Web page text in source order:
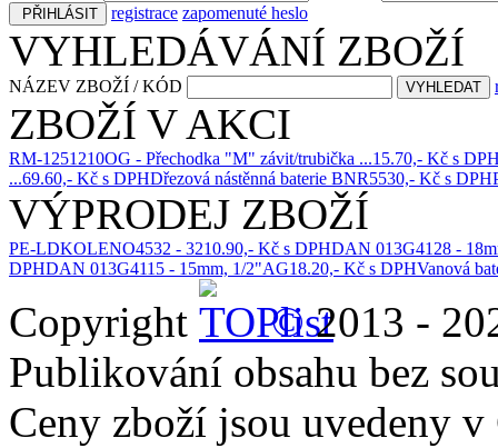
registrace zapomenuté heslo
VYHLEDÁVÁNÍ ZBOŽÍ
NÁZEV ZBOŽÍ / KÓD
ZBOŽÍ V AKCI
RM-1251210OG - Přechodka "M" závit/trubička ...15.70,- Kč s
...69.60,- Kč s DPHDřezová nástěnná baterie BNR5530,- Kč s DPH
VÝPRODEJ ZBOŽÍ
PE-LDKOLENO4532 - 3210.90,- Kč s DPHDAN 013G4128 -
DPHDAN 013G4115 - 15mm, 1/2"AG18.20,- Kč s DPHVanová
Copyright ©2013 -
Publikování obsahu bez
Ceny zboží jsou uvedeny